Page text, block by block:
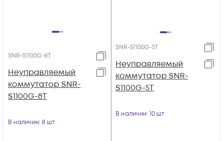
SNR-S1100G-8T
Неуправляемый
коммутатор SNR-
S1100G-8T
В наличии: 8 шт
SNR-S1100G-5T
Неуправляемый
коммутатор SNR-
S1100G-5T
В наличии: 10 шт